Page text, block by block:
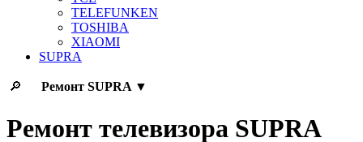
TELEFUNKEN
TOSHIBA
XIAOMI
SUPRA
🔎 Ремонт SUPRA ▼
Ремонт телевизора SUPRA